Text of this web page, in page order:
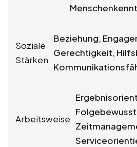
Soziale
Stärken
Beziehung,
Gerechtigkeit,
Arbeitsweise